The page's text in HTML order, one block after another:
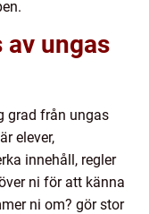
av ungas
grad från ungas
elever,
innehåll, regler
ni för att känna
ni om? gör stor